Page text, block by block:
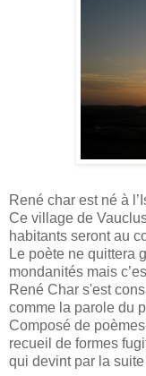
René char est né à
Ce village de
habitants seront au
Le poète ne quittera
mondanités mais
René Char s'est
comme la parole du
Composé de
recueil de formes
qui devint par la